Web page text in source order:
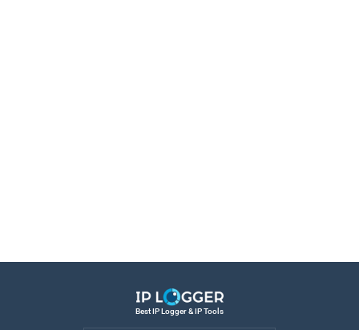
Best IP Logger & IP Tools